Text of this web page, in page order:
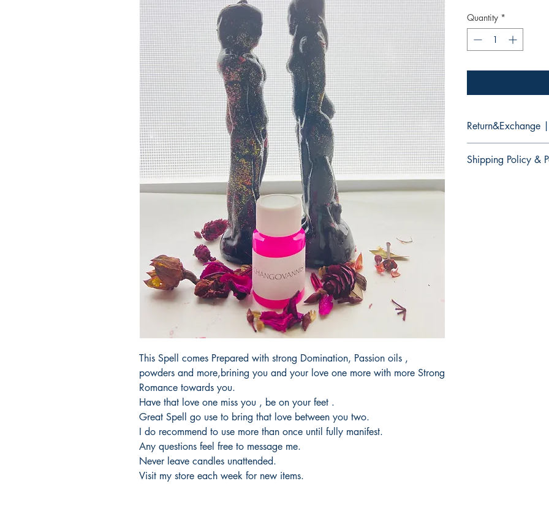
This Spell comes Prepared with strong Domination, Passion oils ,
powders and more,brining you and your love one more with more Strong
Romance towards you.
Have that love one miss you , be on your feet .
Great Spell go use to bring that love between you two.
I do recommend to use more than once until fully manifest.
Any questions feel free to message me.
Never leave candles unattended.
Visit my store each week for new items.
Quantity *
Return&Exchange
No hay devoluciones
Shipping Policy &